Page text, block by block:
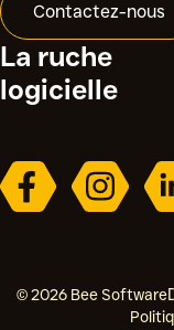
La ruche
logicielle
Contactez-nous
© 2026 Bee Software